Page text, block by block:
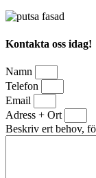
Kontakta oss idag!
Namn
Telefon
Email
Adress + Ort
Beskriv ert behov,